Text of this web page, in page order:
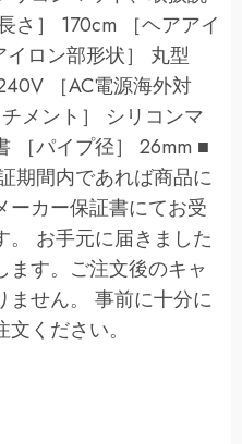
さ］ 170cm ［ヘアアイ
イロン部形状］ 丸型
［AC電源海外対
メント］ シリコンマ
［パイプ径］ 26mm ■
期間内であれば商品に
ーカー保証書にてお受
。 お手元に届きました
ます。ご注文後のキャ
ません。 事前に十分に
ください。